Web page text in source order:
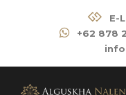
E-
+62 878